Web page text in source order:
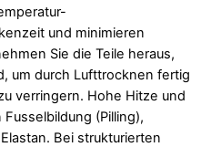
und minimieren
Sie die Teile heraus,
um durch Lufttrocknen fertig
verringern. Hohe Hitze und
(Pilling),
Bei strukturierten